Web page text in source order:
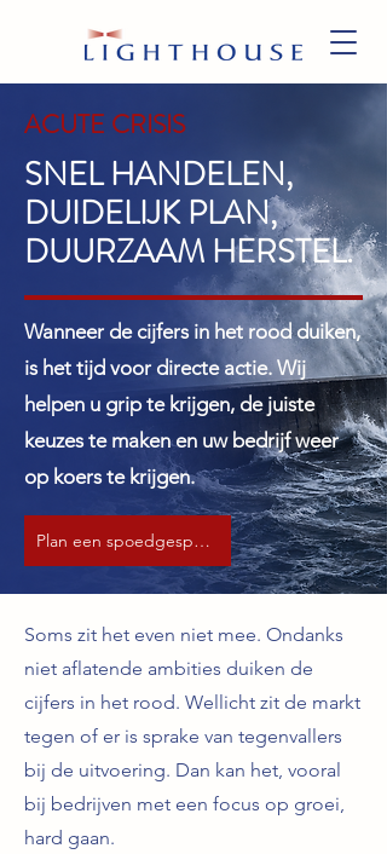
ACUTE CRISIS
SNEL HANDELEN,
DUIDELIJK PLAN,
DUURZAAM HERSTEL.
Wanneer de cijfers in het rood duiken,
is het tijd voor directe actie. Wij
helpen u grip te krijgen, de juiste
keuzes te maken en uw bedrijf weer
op koers te krijgen.
Plan een spoedgesprek
Soms zit het even niet mee. Ondanks
niet aflatende ambities duiken de
cijfers in het rood. Wellicht zit de markt
tegen of er is sprake van tegenvallers
bij de uitvoering. Dan kan het, vooral
bij bedrijven met een focus op groei,
hard gaan.